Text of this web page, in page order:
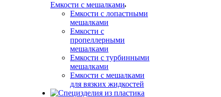
Емкости с мешалками
Емкости с лопастными
мешалками
Емкости с
пропеллерными
мешалками
Емкости с турбинными
мешалками
Емкости с мешалками
для вязких жидкостей